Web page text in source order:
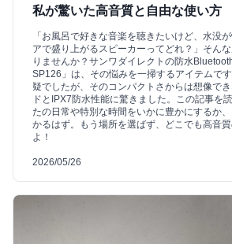
私が驚いた高音質と自由な使い方
「お風呂で好きな音楽を聴きたいけど、水没
アで盛り上がるスピーカーってどれ？」そん
りませんか？サンワダイレクトの防水
SP126」は、その悩みを一掃するアイテムで
疑でしたが、そのコンパクトさからは想像で
ドとIPX7防水性能に驚きました。この記事を
たの日常や特別な時間をいかに豊かにするか
かるはず。もう場所を選ばず、どこでも高音
よ！
2026/05/26